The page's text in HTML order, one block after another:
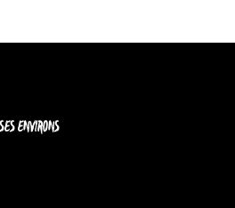
ENVIRONS